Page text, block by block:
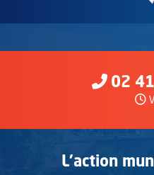
02
L'action